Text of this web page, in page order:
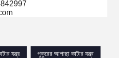
যন্ত্র পুকুরের আগাছা কাটার যন্ত্র